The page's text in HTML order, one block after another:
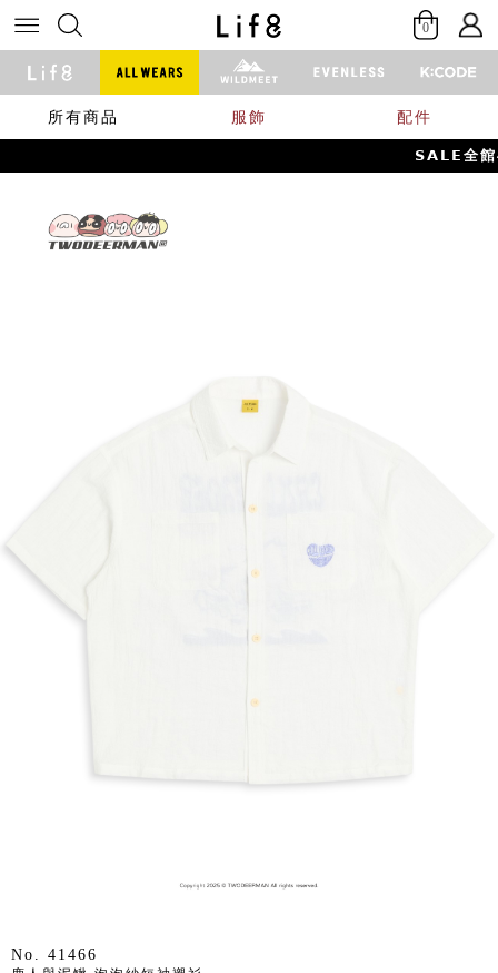
0
所有商品 服飾 配件
𝗦𝗔𝗟𝗘全館
No. 41466